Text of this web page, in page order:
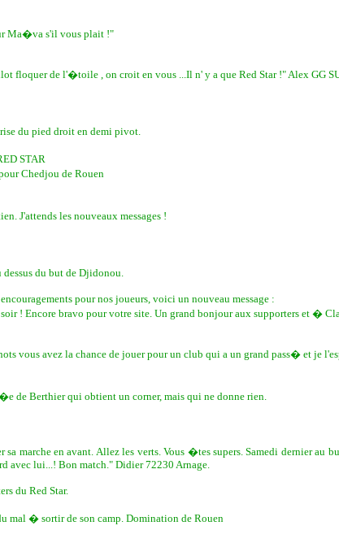
Ma�va s'il vous plait !"
floquer de l'�toile , on croit en vous ...Il n' y a que Red Star !" Alex GG
du pied droit en demi pivot.
STAR
Chedjou de Rouen
J'attends les nouveaux messages !
du but de Djidonou.
pour nos joueurs, voici un nouveau message :
! Encore bravo pour votre site. Un grand bonjour aux supporters et �
vous avez la chance de jouer pour un club qui a un grand pass� et je
de Berthier qui obtient un corner, mais qui ne donne rien.
marche en avant. Allez les verts. Vous �tes supers. Samedi dernier
avec lui...! Bon match." Didier 72230 Arnage.
du Red Star.
mal � sortir de son camp. Domination de Rouen